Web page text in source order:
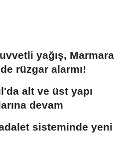
yağış, Marmara
rüzgar alarmı!
alt ve üst yapı
devam
sisteminde yeni